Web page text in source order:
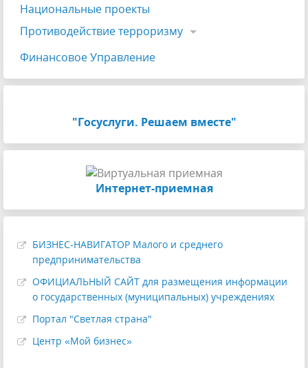
Национальные проекты
Противодействие терроризму
Финансовое Управление
"Госуслуги. Решаем вместе"
Интернет-приемная
БИЗНЕС-НАВИГАТОР Малого и среднего
предпринимательства
ОФИЦИАЛЬНЫЙ САЙТ для размещения информации
о государственных (муниципальных) учреждениях
Портал "Светлая страна"
Центр «Мой бизнес»